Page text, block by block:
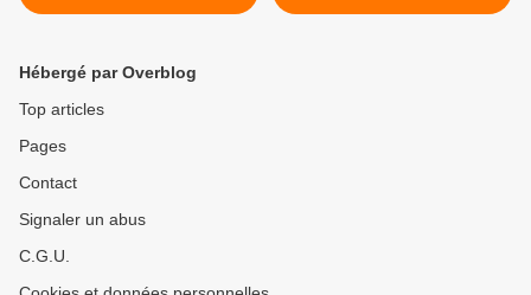
Hébergé par Overblog
Top articles
Pages
Contact
Signaler un abus
C.G.U.